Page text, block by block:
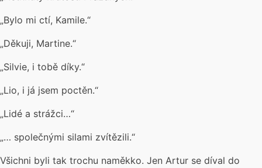
„Bylo mi ctí, Kamile.“
„Děkuji, Martine.“
„Silvie, i tobě díky.“
„Lio, i já jsem poctěn.“
„Lidé a strážci…“
„… společnými silami zvítězili.“
Všichni byli tak trochu naměkko. Jen Artur se díval do